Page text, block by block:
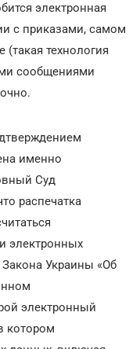
электронная
с приказами, самом
технология
сообщениями
именно
Суд
распечатка
электронных
Украины «Об
электронный
котором